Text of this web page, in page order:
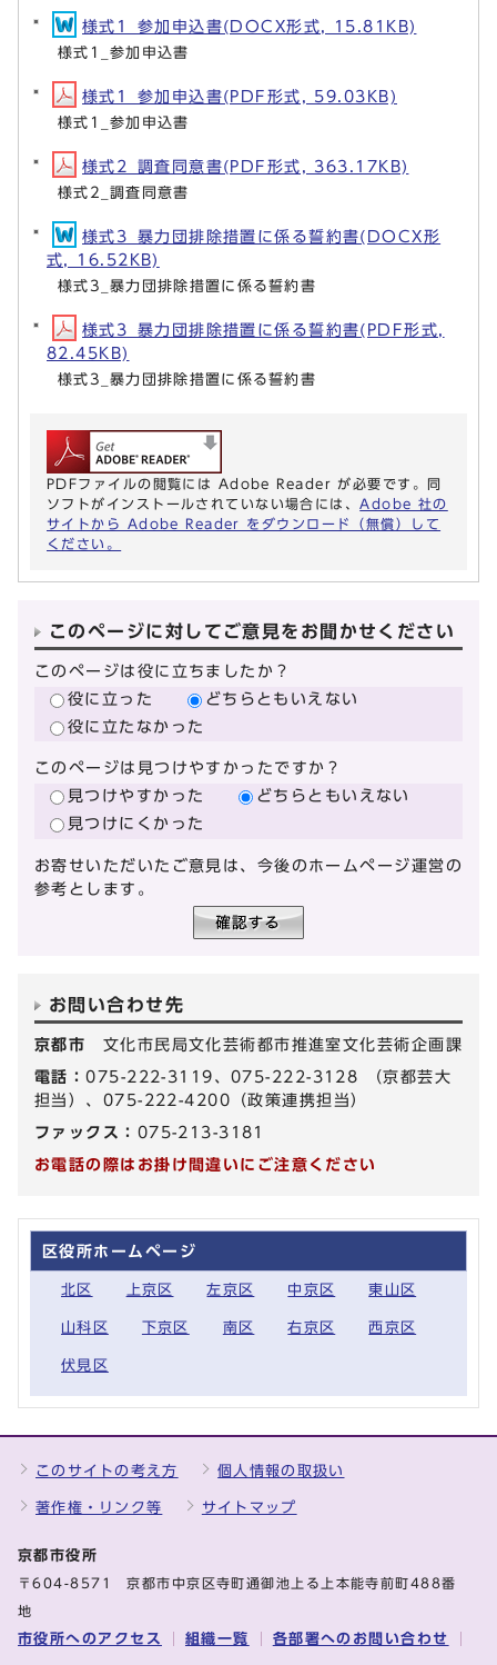
様式1_参加申込書(DOCX形式, 15.81KB)
様式1_参加申込書
様式1_参加申込書(PDF形式, 59.03KB)
様式1_参加申込書
様式2_調査同意書(PDF形式, 363.17KB)
様式2_調査同意書
様式3_暴力団排除措置に係る誓約書(DOCX形
式, 16.52KB)
様式3_暴力団排除措置に係る誓約書
様式3_暴力団排除措置に係る誓約書(PDF形式,
82.45KB)
様式3_暴力団排除措置に係る誓約書
PDFファイルの閲覧には Adobe Reader が必要です。同
ソフトがインストールされていない場合には、 Adobe 社の
サイトから Adobe Reader をダウンロード（無償）して
ください。
このページに対してご意見をお聞かせください
このページは役に立ちましたか？
役に立った
どちらともいえない
役に立たなかった
このページは見つけやすかったですか？
見つけやすかった
どちらともいえない
見つけにくかった
お寄せいただいたご意見は、今後のホームページ運営の
参考とします。
お問い合わせ先
京都市 文化市民局文化芸術都市推進室文化芸術企画課
電話：075-222-3119、075-222-3128 （京都芸大
担当）、075-222-4200（政策連携担当）
ファックス： 075-213-3181
お電話の際はお掛け間違いにご注意ください
区役所ホームページ
北区 上京区 左京区 中京区 東山区
山科区 下京区 南区 右京区 西京区
伏見区
このサイトの考え方 個人情報の取扱い
著作権・リンク等 サイトマップ
京都市役所
〒604-8571 京都市中京区寺町通御池上る上本能寺前町488番
地
市役所へのアクセス 組織一覧 各部署へのお問い合わせ